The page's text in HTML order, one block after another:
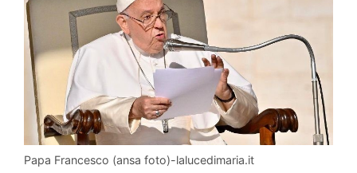
Papa Francesco (ansa foto)-lalucedimaria.it